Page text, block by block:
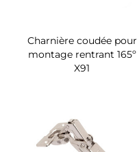
Charnière coudée pour
montage rentrant 165º
X91